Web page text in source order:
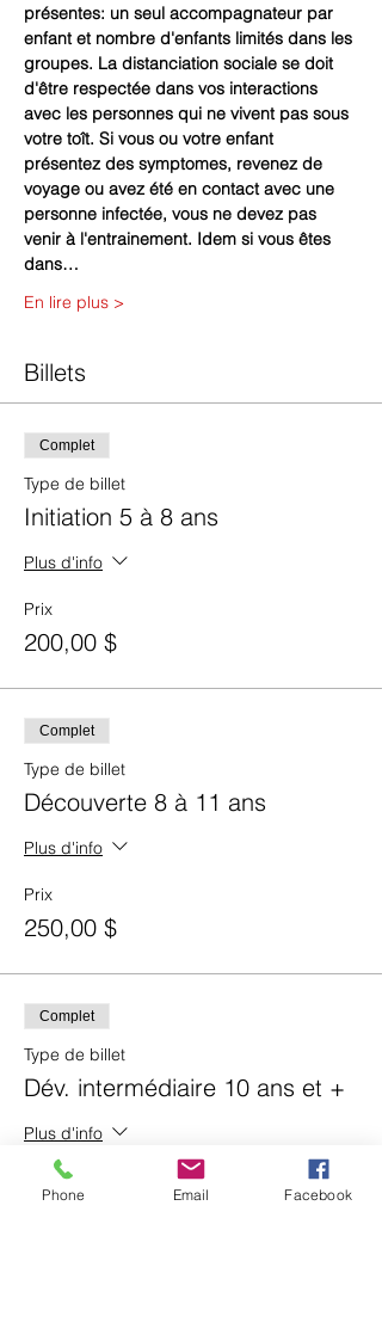
présentes: un seul accompagnateur par
enfant et nombre d'enfants limités dans les
groupes. La distanciation sociale se doit
d'être respectée dans vos interactions
avec les personnes qui ne vivent pas sous
votre toît. Si vous ou votre enfant
présentez des symptomes, revenez de
voyage ou avez été en contact avec une
personne infectée, vous ne devez pas
venir à l'entrainement. Idem si vous êtes
dans…
En lire plus >
Billets
Complet
Type de billet
Initiation 5 à 8 ans
Plus d'info
Prix
200,00 $
Complet
Type de billet
Découverte 8 à 11 ans
Plus d'info
Prix
250,00 $
Complet
Type de billet
Dév. intermédiaire 10 ans et +
Plus d'info
Phone Email Facebook